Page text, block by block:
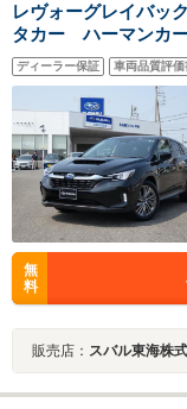
レヴォーグレイバ
タカー ハーマンカ
レイ フルセグ
ラ サイドカメラ バ
リヤゲート シート
ディーラー保証 車両品質評価
無
料
販売店： スバル東海株